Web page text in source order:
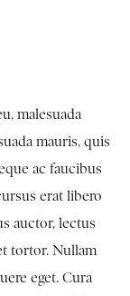
malesuada
mauris, quis
ac faucibus
erat libero
auctor, lectus
tortor. Nullam
eget. Cura